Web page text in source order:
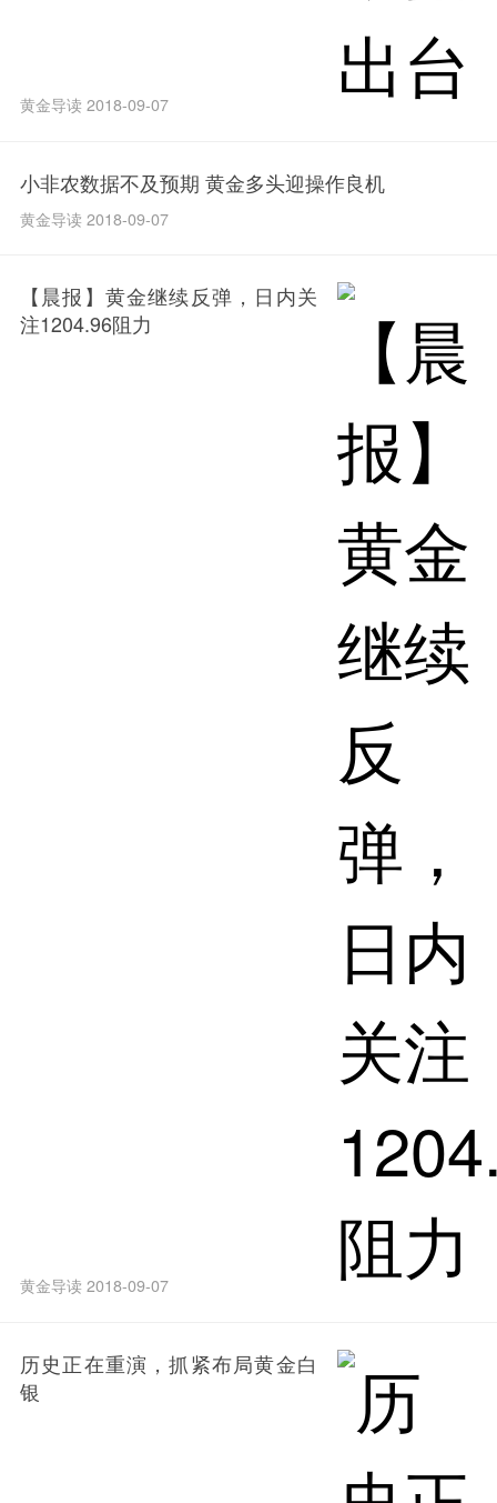
黄金导读 2018-09-07
小非农数据不及预期 黄金多头迎操作良机
黄金导读 2018-09-07
【晨报】黄金继续反弹，日内关
注1204.96阻力
黄金导读 2018-09-07
历史正在重演，抓紧布局黄金白
银